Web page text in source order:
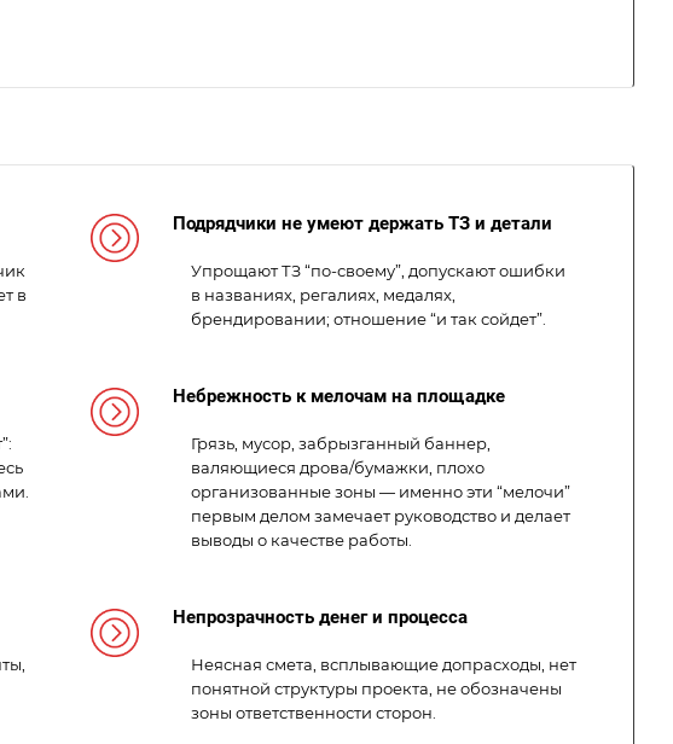
в
Подрядчики не умеют держать ТЗ и детали
Упрощают ТЗ “по-своему”, допускают ошибки
в названиях, регалиях, медалях,
брендировании; отношение “и так сойдет”.
Небрежность к мелочам на площадке
Грязь, мусор, забрызганный баннер,
валяющиеся дрова/бумажки, плохо
организованные зоны — именно эти “мелочи”
первым делом замечает руководство и делает
выводы о качестве работы.
Непрозрачность денег и процесса
Неясная смета, всплывающие допрасходы, нет
понятной структуры проекта, не обозначены
зоны ответственности сторон.